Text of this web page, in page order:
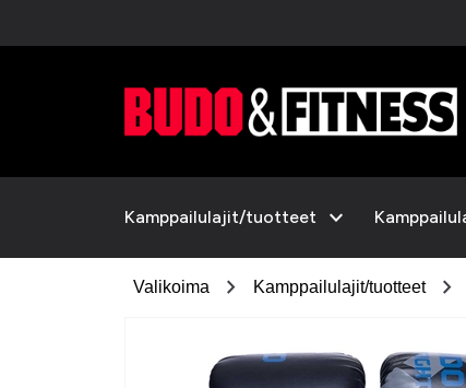
Kamppailulajit/tuotteet expand_more
Valikoima chevron_right Kamppailulajit/tuotteet chevron_right